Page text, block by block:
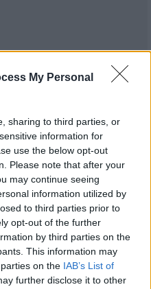
My Personal
sharing to third parties, or
information for
use the below opt-out
Please note that after your
may continue seeing
information utilized by
to third parties prior to
opt-out of the further
by third parties on the
This information may
on the IAB’s List of
further disclose it to other
3 6 le 16 novembre